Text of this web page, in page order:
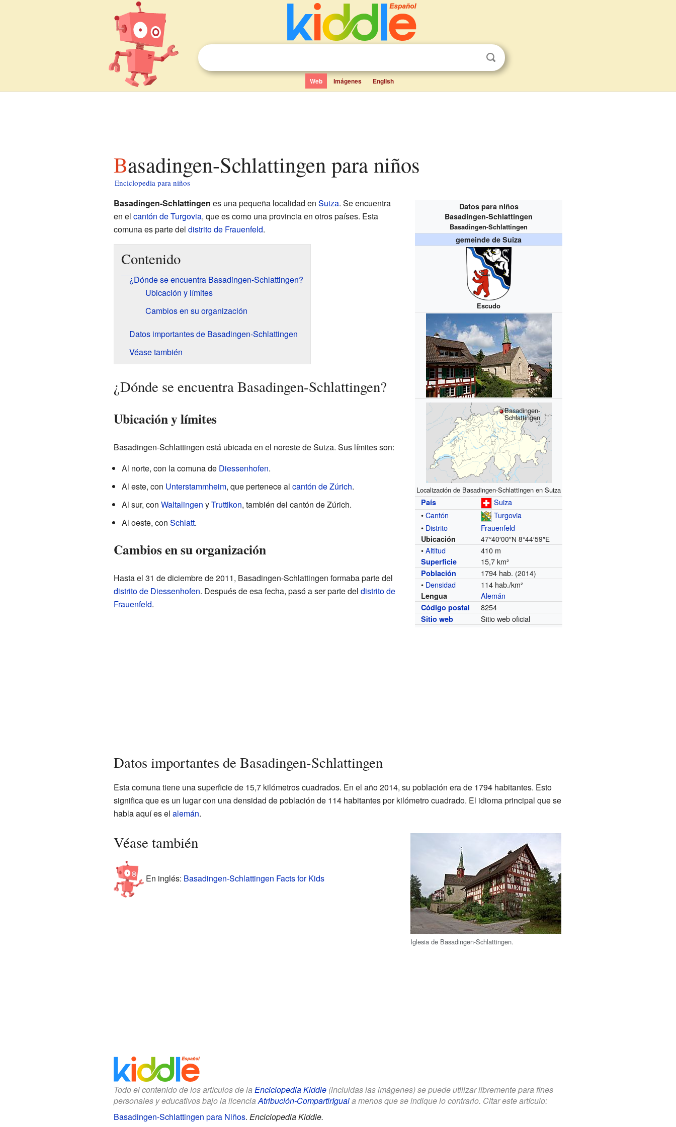
Web Imágenes English
Basadingen-Schlattingen para niños
Enciclopedia para niños
Datos para niños
Basadingen-Schlattingen
Basadingen-Schlattingen
gemeinde de Suiza
Escudo
Basadingen-
Schlattingen
Localización de Basadingen-Schlattingen en Suiza
País
Suiza
•Cantón
Turgovia
• Distrito Frauenfeld
Ubicación 47°40′00″N 8°44′59″E
•Altitud 410 m
Superficie 15,7 km²
Población 1794 hab. (2014)
• Densidad 114 hab./km²
Lengua Alemán
Código postal 8254
Sitio web Sitio web oficial
Basadingen-Schlattingen es una pequeña localidad en Suiza. Se encuentra
en el cantón de Turgovia, que es como una provincia en otros países. Esta
comuna es parte del distrito de Frauenfeld.
Contenido
¿Dónde se encuentra Basadingen-Schlattingen?
Ubicación y límites
Cambios en su organización
Datos importantes de Basadingen-Schlattingen
Véase también
¿Dónde se encuentra Basadingen-Schlattingen?
Ubicación y límites
Basadingen-Schlattingen está ubicada en el noreste de Suiza. Sus límites son:
Al norte, con la comuna de Diessenhofen.
Al este, con Unterstammheim, que pertenece al cantón de Zúrich.
Al sur, con Waltalingen yTruttikon, también del cantón de Zúrich.
Al oeste, con Schlatt.
Cambios en su organización
Hasta el 31 de diciembre de 2011, Basadingen-Schlattingen formaba parte del
distrito de Diessenhofen. Después de esa fecha, pasó a ser parte del distrito de
Frauenfeld.
Datos importantes de Basadingen-Schlattingen
Esta comuna tiene una superficie de 15,7 kilómetros cuadrados. En el año 2014, su población era de 1794 habitantes. Esto
significa que es un lugar con una densidad de población de 114 habitantes por kilómetro cuadrado. El idioma principal que se
habla aquí es el alemán.
Iglesia de Basadingen-Schlattingen.
Véase también
En inglés: Basadingen-Schlattingen Facts for Kids
Todo el contenido de los artículos de la Enciclopedia Kiddle(incluidas las imágenes) se puede utilizar libremente para fines
personales y educativos bajo la licenciaAtribución-CompartirIguala menos que se indique lo contrario. Citar este artículo:
Basadingen-Schlattingen para Niños. Enciclopedia Kiddle.